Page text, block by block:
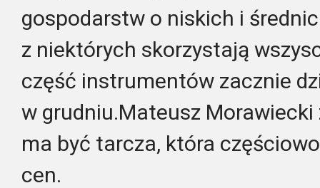
gospodarstw o niskich i
z niektórych skorzystają
część instrumentów zacznie
w grudniu.Mateusz
ma być tarcza, która
cen.